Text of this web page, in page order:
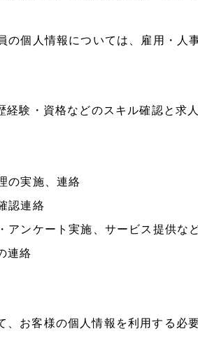
個人情報については、雇用・人
験・資格などのスキル確認と求
の実施、連絡
認連絡
ンケート実施、サービス提供な
連絡
お客様の個人情報を利用する必